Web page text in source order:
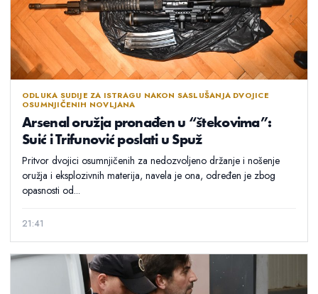
ODLUKA SUDIJE ZA ISTRAGU NAKON SASLUŠANJA DVOJICE
OSUMNJIČENIH NOVLJANA
Arsenal oružja pronađen u “štekovima”:
Suić i Trifunović poslati u Spuž
Pritvor dvojici osumnjičenih za nedozvoljeno držanje i nošenje
oružja i eksplozivnih materija, navela je ona, određen je zbog
opasnosti od...
21:41